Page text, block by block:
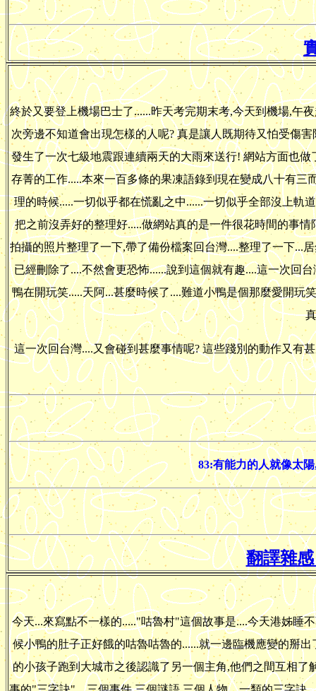
終於又要登上機場巴士了......昨天考完期末考,今天到機場,午
次旁邊不知道會出現怎樣的人呢? 真是讓人既期待又怕受傷
發生了一次七級地震跟連續兩天的大雨來送行! 網站方面也
存菁的工作.....本來一百多條的果凍語錄到現在變成八十有三
理的時候.....一切似乎都在慌亂之中......一切似乎全部沒上軌
把之前沒弄好的整理好.....做網站真的是一件很花時間的事
拍攝的照片整理了一下,帶了備份檔案回台灣....整理了一下...
已經刪除了....不然會更恐怖......說到這個就有趣....這一次回
鴨在開玩笑.....天阿...甚麼時候了....難道小鴨是個那麼愛開玩
這一次回台灣....又會碰到甚麼事情呢? 這些踐別的動作又有
83:有能力的人就像太
翻譯雜
今天...來寫點不一樣的....."咕魯村"這個故事是....今天港姊睡
候小鴨的肚子正好餓的咕魯咕魯的......就一邊臨機應變的掰
的小孩子跑到大城市之後認識了另一個主角,他們之間互相